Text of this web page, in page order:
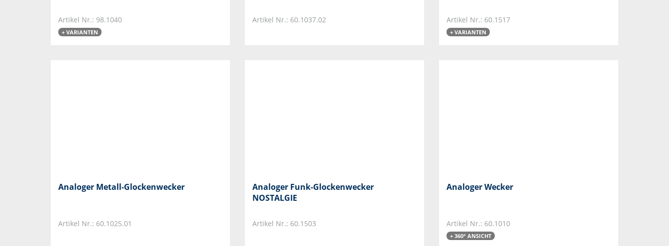
Artikel Nr.: 98.1040
+ VARIANTEN
Artikel Nr.: 60.1037.02 Artikel Nr.: 60.1517
+ VARIANTEN
Analoger Metall-Glockenwecker
Artikel Nr.: 60.1025.01
Analoger Funk-Glockenwecker
NOSTALGIE
Artikel Nr.: 60.1503
Analoger Wecker
Artikel Nr.: 60.1010
+ 360° ANSICHT